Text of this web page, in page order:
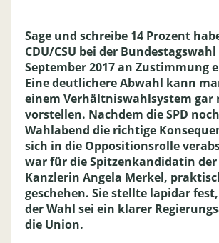
Sage und schreibe 14 Prozent
CDU/CSU bei der Bundestagswahl
September 2017 an Zustimmung
Eine deutlichere Abwahl kann
einem Verhältniswahlsystem gar
vorstellen. Nachdem die SPD
Wahlabend die richtige
sich in die Oppositionsrolle
war für die Spitzenkandidatin
Kanzlerin Angela Merkel,
geschehen. Sie stellte lapidar
der Wahl sei ein klarer
die Union.